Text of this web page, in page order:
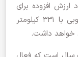
ارزش افزوده برای
کالاهای عبوری دارد، بلکه برای خراسان جنوبی با ۳۳۱ کیلومتر
خواهد داشت.